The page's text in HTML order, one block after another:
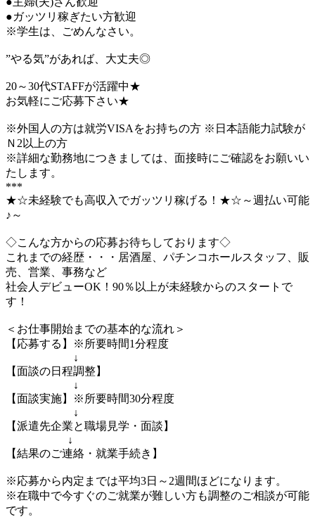
●ガッツリ稼ぎたい方歓迎
※学生は、ごめんなさい。
”やる気”があれば、大丈夫◎
20～30代STAFFが活躍中★
お気軽にご応募下さい★
※外国人の方は就労VISAをお持ちの方 ※日本語能力試験が
Ｎ2以上の方
※詳細な勤務地につきましては、面接時にご確認をお願いい
たします。
***
★☆未経験でも高収入でガッツリ稼げる！★☆～週払い可能
♪～
◇こんな方からの応募お待ちしております◇
これまでの経歴・・・居酒屋、パチンコホールスタッフ、販
売、営業、事務など
社会人デビューOK！90％以上が未経験からのスタートで
す！
＜お仕事開始までの基本的な流れ＞
【応募する】※所要時間1分程度
↓
【面談の日程調整】
↓
【面談実施】※所要時間30分程度
↓
【派遣先企業と職場見学・面談】
↓
【結果のご連絡・就業手続き】
※応募から内定までは平均3日～2週間ほどになります。
※在職中で今すぐのご就業が難しい方も調整のご相談が可能
です。